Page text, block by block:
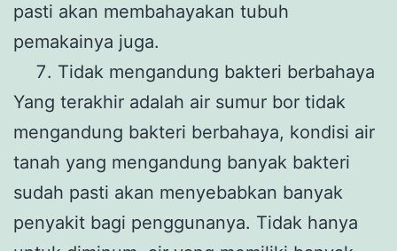
pasti akan membahayakan tubuh
pemakainya juga.
Tidak mengandung bakteri berbahaya
Yang terakhir adalah air sumur bor tidak
mengandung bakteri berbahaya, kondisi air
tanah yang mengandung banyak bakteri
sudah pasti akan menyebabkan banyak
penyakit bagi penggunanya. Tidak hanya